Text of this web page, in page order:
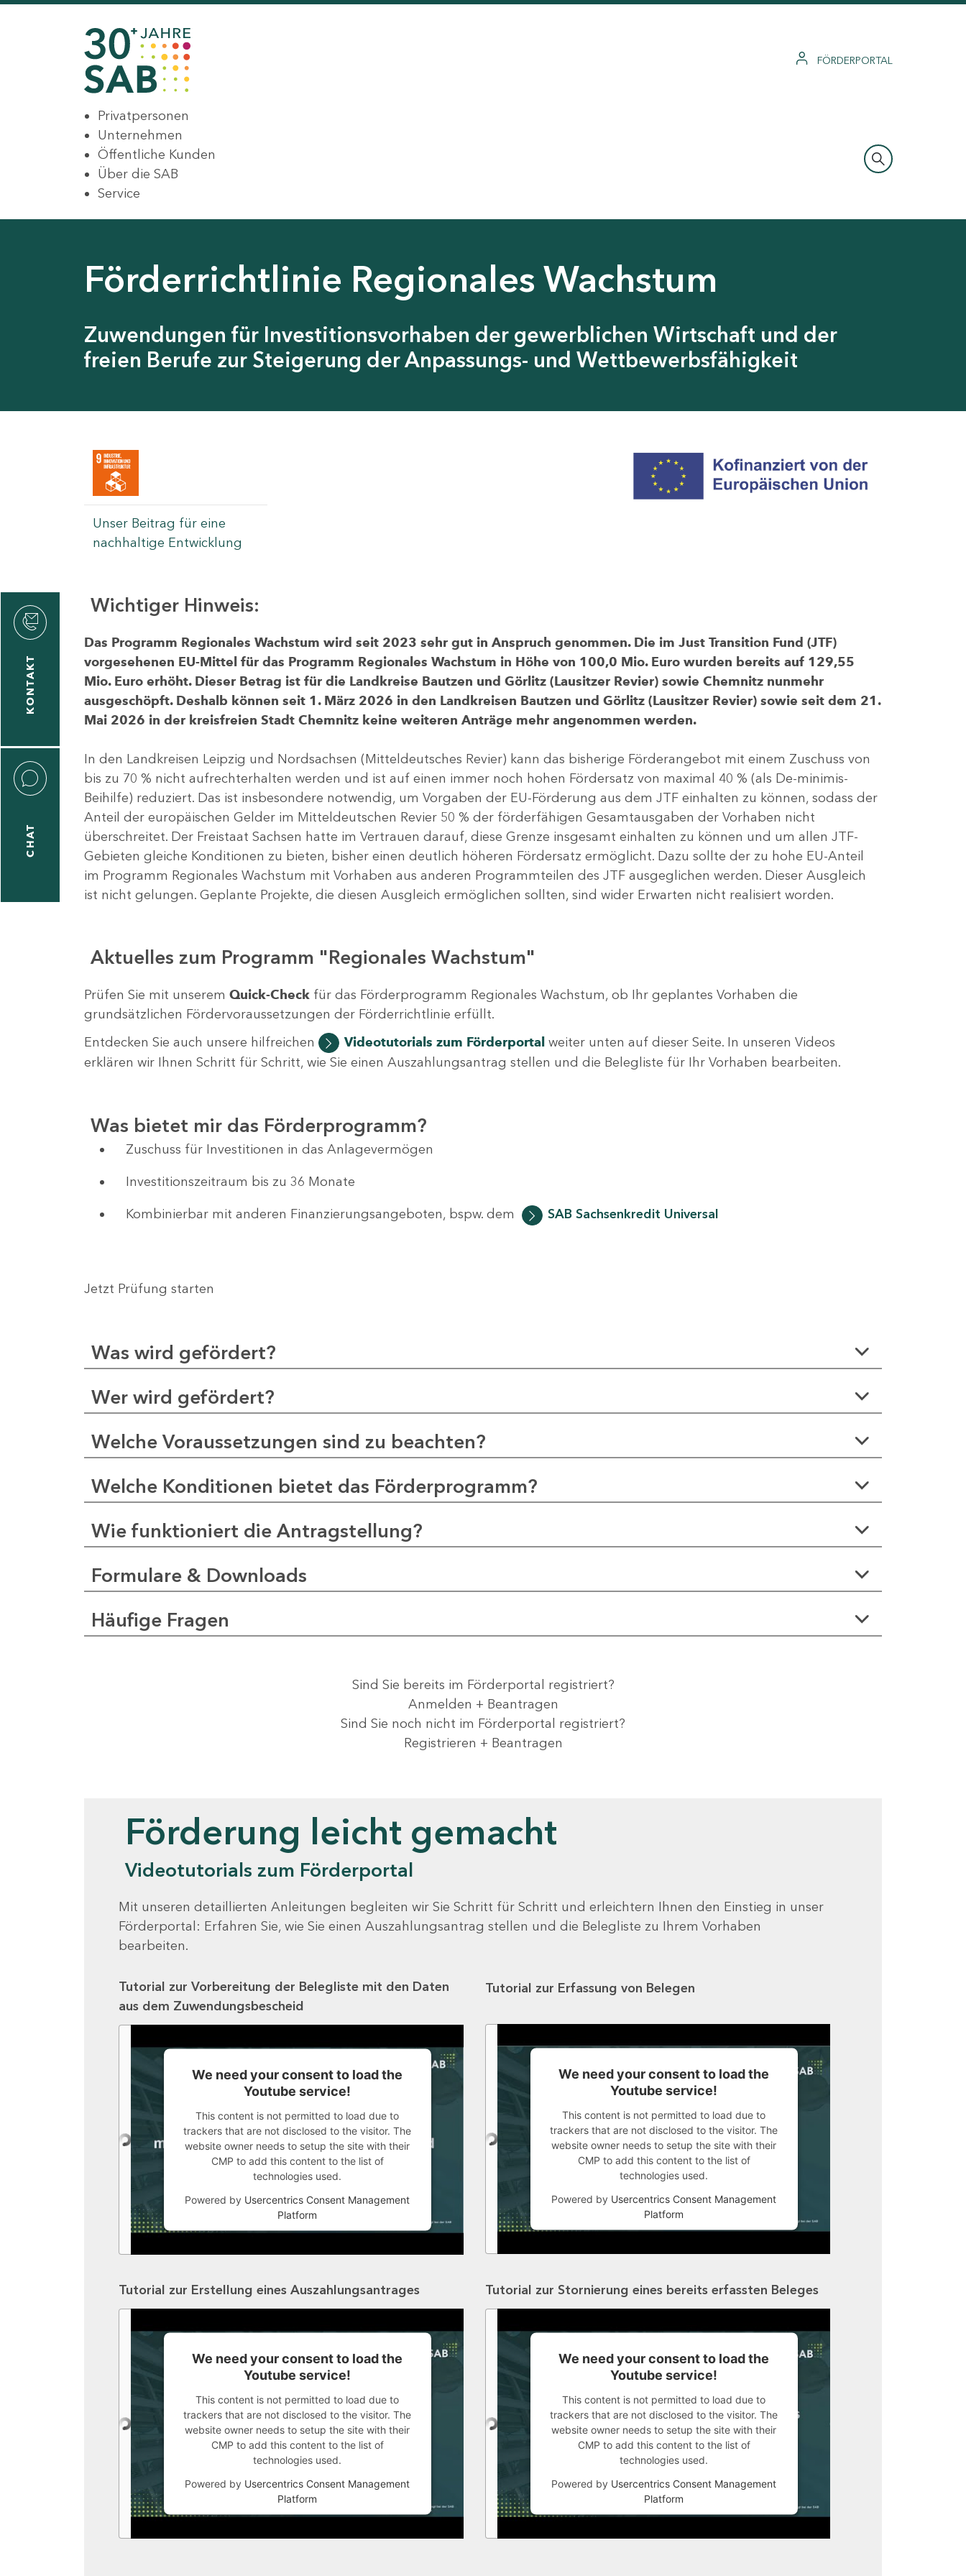
FÖRDERPORTAL
Privatpersonen
Unternehmen
Öffentliche Kunden
Über die SAB
Service
Förderrichtlinie Regionales Wachstum
Zuwendungen für Investitionsvorhaben der gewerblichen Wirtschaft und der
freien Berufe zur Steigerung der Anpassungs- und Wettbewerbsfähigkeit
Unser Beitrag für eine
nachhaltige Entwicklung
KONTAKT
CHAT
Wichtiger Hinweis:
Das Programm Regionales Wachstum wird seit 2023 sehr gut in Anspruch genommen. Die im Just Transition Fund (JTF)
vorgesehenen EU-Mittel für das Programm Regionales Wachstum in Höhe von 100,0 Mio. Euro wurden bereits auf 129,55
Mio. Euro erhöht. Dieser Betrag ist für die Landkreise Bautzen und Görlitz (Lausitzer Revier) sowie Chemnitz nunmehr
ausgeschöpft. Deshalb können seit 1. März 2026 in den Landkreisen Bautzen und Görlitz (Lausitzer Revier) sowie seit dem 21.
Mai 2026 in der kreisfreien Stadt Chemnitz keine weiteren Anträge mehr angenommen werden.
In den Landkreisen Leipzig und Nordsachsen (Mitteldeutsches Revier) kann das bisherige Förderangebot mit einem Zuschuss von
bis zu 70 % nicht aufrechterhalten werden und ist auf einen immer noch hohen Fördersatz von maximal 40 % (als De-minimis-
Beihilfe) reduziert. Das ist insbesondere notwendig, um Vorgaben der EU-Förderung aus dem JTF einhalten zu können, sodass der
Anteil der europäischen Gelder im Mitteldeutschen Revier 50 % der förderfähigen Gesamtausgaben der Vorhaben nicht
überschreitet. Der Freistaat Sachsen hatte im Vertrauen darauf, diese Grenze insgesamt einhalten zu können und um allen JTF-
Gebieten gleiche Konditionen zu bieten, bisher einen deutlich höheren Fördersatz ermöglicht. Dazu sollte der zu hohe EU-Anteil
im Programm Regionales Wachstum mit Vorhaben aus anderen Programmteilen des JTF ausgeglichen werden. Dieser Ausgleich
ist nicht gelungen. Geplante Projekte, die diesen Ausgleich ermöglichen sollten, sind wider Erwarten nicht realisiert worden.
Aktuelles zum Programm "Regionales Wachstum"
Prüfen Sie mit unserem Quick-Check für das Förderprogramm Regionales Wachstum, ob Ihr geplantes Vorhaben die
grundsätzlichen Fördervoraussetzungen der Förderrichtlinie erfüllt.
Entdecken Sie auch unsere hilfreichen
Videotutorials zum Förderportalweiter unten auf dieser Seite. In unseren Videos
erklären wir Ihnen Schritt für Schritt, wie Sie einen Auszahlungsantrag stellen und die Belegliste für Ihr Vorhaben bearbeiten.
Was bietet mir das Förderprogramm?
Zuschuss für Investitionen in das Anlagevermögen
Investitionszeitraum bis zu 36 Monate
Kombinierbar mit anderen Finanzierungsangeboten, bspw. dem SAB Sachsenkredit Universal
Jetzt Prüfung starten
Was wird gefördert?
Wer wird gefördert?
Welche Voraussetzungen sind zu beachten?
Welche Konditionen bietet das Förderprogramm?
Wie funktioniert die Antragstellung?
Formulare & Downloads
Häufige Fragen
Sind Sie bereits im Förderportal registriert?
Anmelden + Beantragen
Sind Sie noch nicht im Förderportal registriert?
Registrieren + Beantragen
Förderung leicht gemacht
Videotutorials zum Förderportal
Mit unseren detaillierten Anleitungen begleiten wir Sie Schritt für Schritt und erleichtern Ihnen den Einstieg in unser
Förderportal: Erfahren Sie, wie Sie einen Auszahlungsantrag stellen und die Belegliste zu Ihrem Vorhaben
bearbeiten.
Tutorial zur Vorbereitung der Belegliste mit den Daten
aus dem Zuwendungsbescheid
We need your consent to load the
Youtube service!
This content is not permitted to load due to
trackers that are not disclosed to the visitor. The
website owner needs to setup the site with their
CMP to add this content to the list of
technologies used.
Powered by Usercentrics Consent Management
Platform
Tutorial zur Erfassung von Belegen
We need your consent to load the
Youtube service!
This content is not permitted to load due to
trackers that are not disclosed to the visitor. The
website owner needs to setup the site with their
CMP to add this content to the list of
technologies used.
Powered by Usercentrics Consent Management
Platform
Tutorial zur Erstellung eines Auszahlungsantrages
We need your consent to load the
Youtube service!
This content is not permitted to load due to
trackers that are not disclosed to the visitor. The
website owner needs to setup the site with their
CMP to add this content to the list of
technologies used.
Powered by Usercentrics Consent Management
Platform
Tutorial zur Stornierung eines bereits erfassten Beleges
We need your consent to load the
Youtube service!
This content is not permitted to load due to
trackers that are not disclosed to the visitor. The
website owner needs to setup the site with their
CMP to add this content to the list of
technologies used.
Powered by Usercentrics Consent Management
Platform